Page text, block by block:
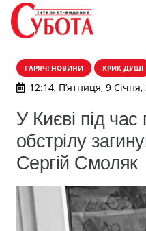
ГАРЯЧІ НОВИНИ КРИК ДУШІ
12:14, П’ятниця, 9 Січня,
У Києві під час
обстрілу
Сергій Смоляк